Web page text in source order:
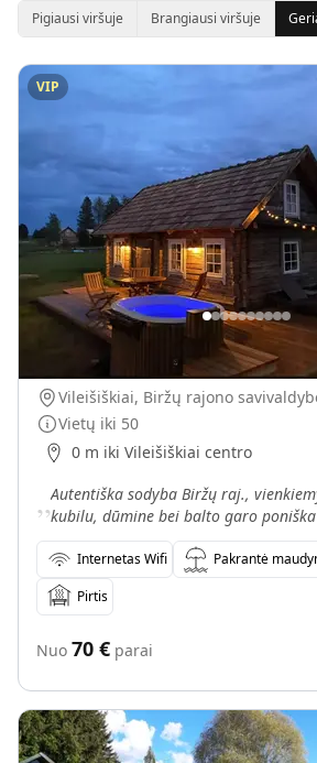
Pigiausi viršuje Brangiausi viršuje
VIP
Vileišiškiai, Biržų rajono
Vietų iki 50
0 m iki Vileišiškiai centro
„Autentiška sodyba Biržų raj., vienkiemyje, su ofuro vonia,
kubilu, dūmine bei balto garo
Internetas Wifi Pakrantė
Pirtis
Nuo 70 € parai